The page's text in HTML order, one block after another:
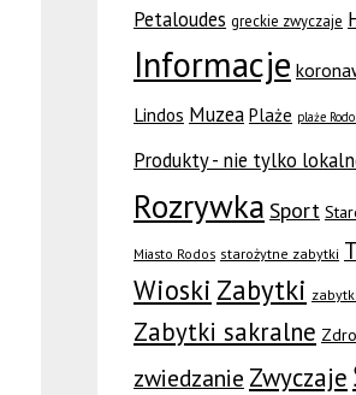
Petaloudes greckie zwyczaje
Informacje
Lindos Muzea Plaże plaże
Produkty - nie tylko
Rozrywka Sport
Miasto Rodos starożytne zabytki
Wioski Zabytki
Zabytki sakralne
zwiedzanie Zwyczaje